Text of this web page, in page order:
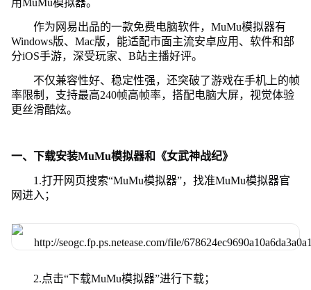
用MuMu模拟器。
作为网易出品的一款免费电脑软件，MuMu模拟器有
Windows版、Mac版，能适配市面主流安卓应用、软件和部
分iOS手游，深受玩家、B站主播好评。
不仅兼容性好、稳定性强，还突破了游戏在手机上的帧
率限制，支持最高240帧高帧率，搭配电脑大屏，视觉体验
更丝滑酷炫。
一、下载安装MuMu模拟器和《女武神战纪》
1.打开网页搜索“MuMu模拟器”，找准MuMu模拟器官
网进入；
2.点击“下载MuMu模拟器”进行下载；